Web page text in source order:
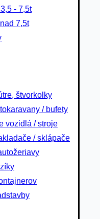
- 7,5t
7,5t
štvorkolky
/ bufety
vozidlá / stroje
/ sklápače
/ bufety
/ stroje
/ sklápače